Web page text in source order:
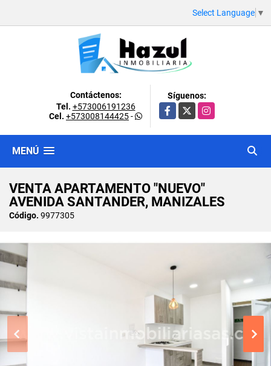
Select Language ▼
Contáctenos:
Tel. +573006191236
Cel. +573008144425-
Síguenos:
Facebook
X Instagram
MENÚ
VENTA APARTAMENTO "NUEVO"
AVENIDA SANTANDER, MANIZALES
Código. 9977305